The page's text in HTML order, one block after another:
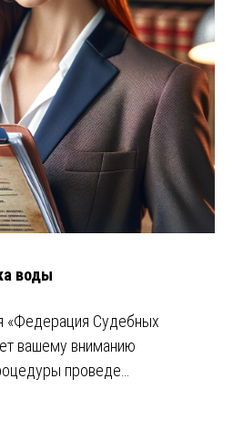
воды
«Федерация Судебных
вашему вниманию
проведе…